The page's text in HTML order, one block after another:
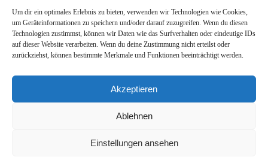
Um dir ein optimales Erlebnis zu bieten, verwenden wir Technologien wie Cookies,
um Geräteinformationen zu speichern und/oder darauf zuzugreifen. Wenn du diesen
Technologien zustimmst, können wir Daten wie das Surfverhalten oder eindeutige IDs
auf dieser Website verarbeiten. Wenn du deine Zustimmung nicht erteilst oder
zurückziehst, können bestimmte Merkmale und Funktionen beeinträchtigt werden.
Akzeptieren
Ablehnen
Einstellungen ansehen
1/8
all categories